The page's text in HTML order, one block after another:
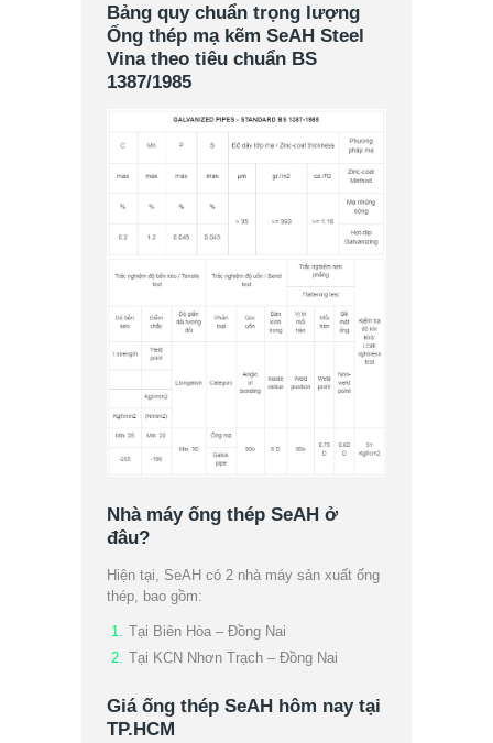
Bảng quy chuẩn trọng lượng
Ống thép mạ kẽm SeAH Steel
Vina theo tiêu chuẩn BS
1387/1985
Nhà máy ống thép SeAH ở
đâu?
Hiện tại, SeAH có 2 nhà máy sản xuất ống
thép, bao gồm:
Tại Biên Hòa – Đồng Nai
Tại KCN Nhơn Trạch – Đồng Nai
Giá ống thép SeAH hôm nay tại
TP.HCM